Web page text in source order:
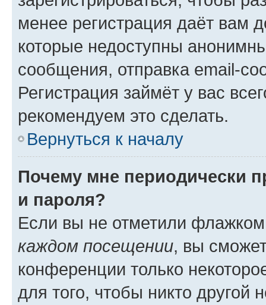
менее регистрация даёт вам
которые недоступны
сообщения, отправка email-
Регистрация займёт у вас
рекомендуем это сделать.
Вернуться к началу
Почему мне периодически
и пароля?
Если вы не отметили
каждом посещении, вы
конференции только
для того, чтобы никто другой